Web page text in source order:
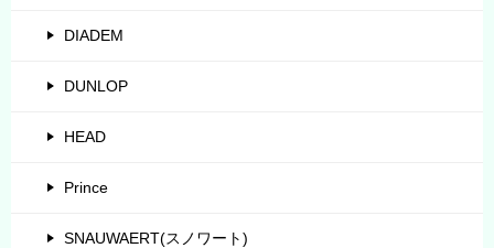
DIADEM
DUNLOP
HEAD
Prince
SNAUWAERT(スノワート)